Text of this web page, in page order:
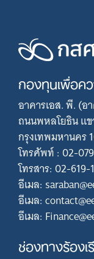
กองทุนเพื่อค
อาคารเอส. พี. (อ
ถนนพหลโยธิน แ
กรุงเทพมหานคร
โทรศัพท์ : 02-
โทรสาร: 02-619-
อีเมล:
อีเมล:
อีเมล:
ช่องทางร้อง